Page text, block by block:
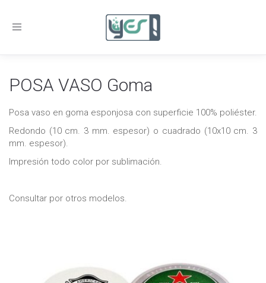
Toggle
POSA VASO Goma
Posa vaso en goma esponjosa con superficie 100% poliéster.
Redondo (10 cm. 3 mm. espesor) o cuadrado (10x10 cm. 3
mm. espesor).
Impresión todo color por sublimación.
Consultar por otros modelos.